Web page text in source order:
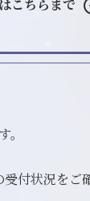
こちらまで
。
付状況をご